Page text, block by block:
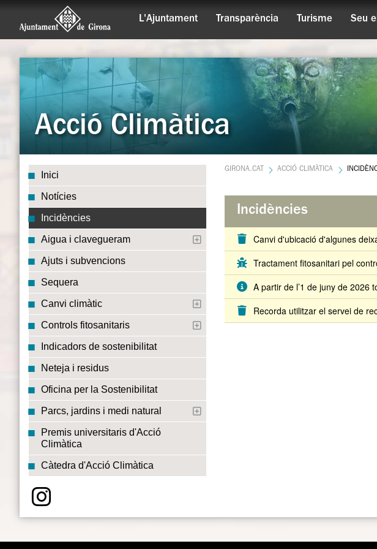
L'Ajuntament Transparència Turisme Seu
Acció Climàtica
Inici
Notícies
Incidències
Aigua i clavegueram
Ajuts i subvencions
Sequera
Canvi climàtic
Controls fitosanitaris
Indicadors de sostenibilitat
Neteja i residus
Oficina per la Sostenibilitat
Parcs, jardins i medi natural
Premis universitaris d'Acció
Climàtica
Càtedra d'Acció Climàtica
GIRONA.CAT ACCIÓ CLIMÀTICA
Incidències
Canvi d'ubicació d'algunes
Tractament fitosanitari pel
A partir de l’1 de juny de 2026
Recorda utilitzar el servei de